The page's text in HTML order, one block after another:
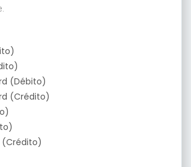
(Débito)
(Crédito)
(Crédito)